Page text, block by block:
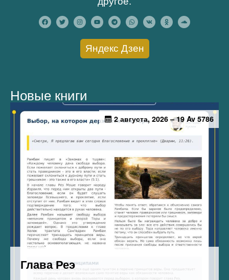
Яндекс Дзен
Новые книги